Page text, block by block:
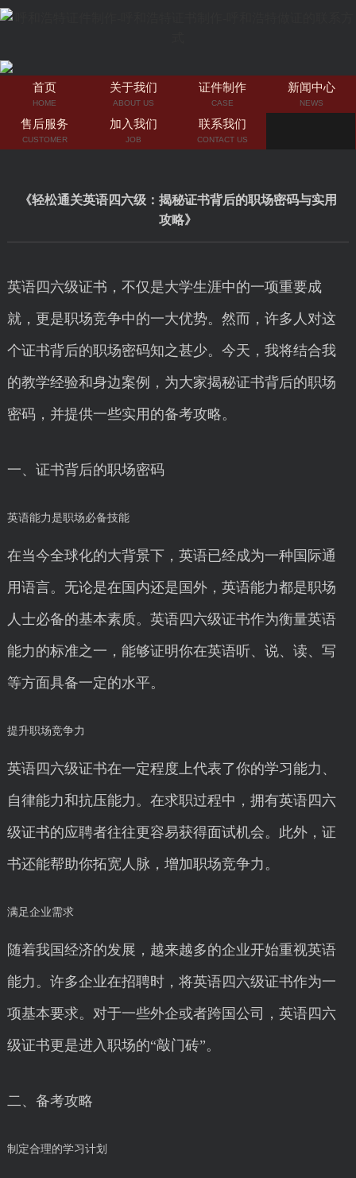
首页
HOME
关于我们
ABOUT US
证件制作
CASE
新闻中心
NEWS
售后服务
CUSTOMER
加入我们
JOB
联系我们
CONTACT US
《轻松通关英语四六级：揭秘证书背后的职场密码与实用
攻略》
英语四六级证书，不仅是大学生涯中的一项重要成
就，更是职场竞争中的一大优势。然而，许多人对这
个证书背后的职场密码知之甚少。今天，我将结合我
的教学经验和身边案例，为大家揭秘证书背后的职场
密码，并提供一些实用的备考攻略。
一、证书背后的职场密码
英语能力是职场必备技能
在当今全球化的大背景下，英语已经成为一种国际通
用语言。无论是在国内还是国外，英语能力都是职场
人士必备的基本素质。英语四六级证书作为衡量英语
能力的标准之一，能够证明你在英语听、说、读、写
等方面具备一定的水平。
提升职场竞争力
英语四六级证书在一定程度上代表了你的学习能力、
自律能力和抗压能力。在求职过程中，拥有英语四六
级证书的应聘者往往更容易获得面试机会。此外，证
书还能帮助你拓宽人脉，增加职场竞争力。
满足企业需求
随着我国经济的发展，越来越多的企业开始重视英语
能力。许多企业在招聘时，将英语四六级证书作为一
项基本要求。对于一些外企或者跨国公司，英语四六
级证书更是进入职场的“敲门砖”。
二、备考攻略
制定合理的学习计划